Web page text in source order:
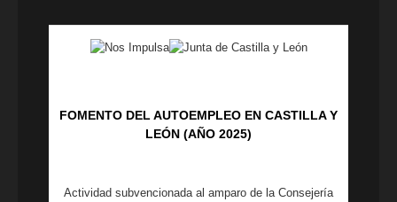
FOMENTO DEL AUTOEMPLEO EN CASTILLA Y
LEÓN (AÑO 2025)
Actividad subvencionada al amparo de la Consejería